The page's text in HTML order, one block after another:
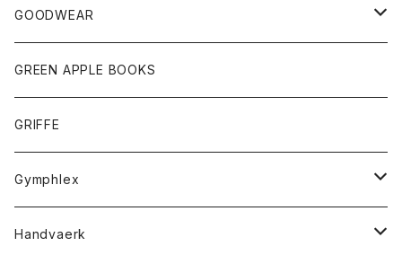
チーフ
シャツ
タンクトップ
ボトム
ショートパンツ
スカート
レディース
スカート
Tシャツ
Tシャツ
グッズ
手袋
GOODWEAR
トップス
Tシャツ
GREEN APPLE BOOKS
GRIFFE
Gymphlex
アウター
Handvaerk